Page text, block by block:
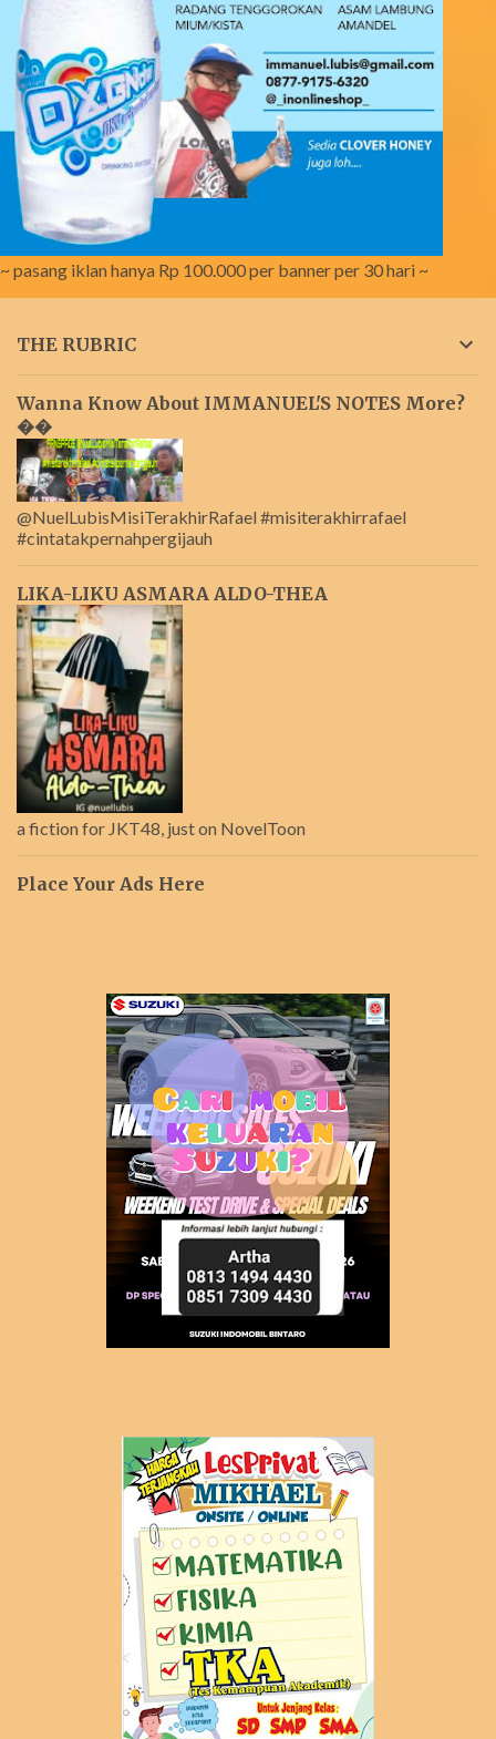
~ pasang iklan hanya Rp 100.000 per banner per 30 hari ~
THE RUBRIC
Wanna Know About IMMANUEL'S NOTES More?
��
@NuelLubisMisiTerakhirRafael #misiterakhirrafael
#cintatakpernahpergijauh
LIKA-LIKU ASMARA ALDO-THEA
a fiction for JKT48, just on NovelToon
Place Your Ads Here